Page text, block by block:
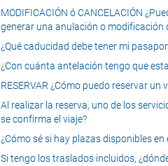
MODIFICACIÓN ó CANCELACIÓN
generar una anulación o modificación
¿Qué caducidad debe tener mi
¿Con cuánta antelación tengo que
RESERVAR ¿Cómo puedo reservar
Al realizar la reserva, uno de los
se confirma el viaje?
¿Cómo sé si hay plazas disponibles
Si tengo los traslados incluidos,